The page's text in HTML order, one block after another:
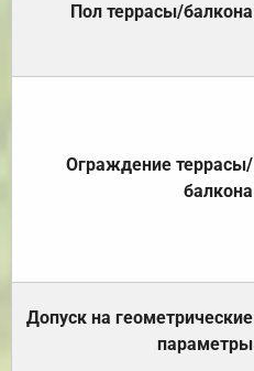
Пол террасы/балкона
Ограждение террасы/
балкона
Допуск на геометрические
параметры